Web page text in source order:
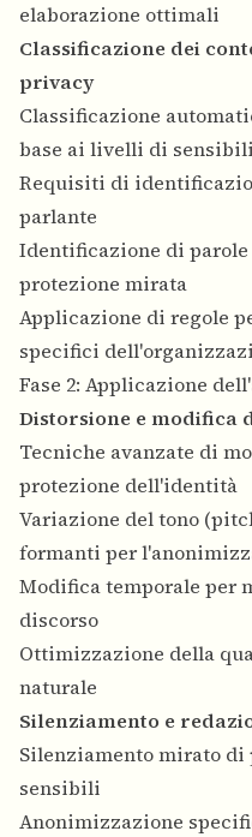
elaborazione ottimali
Classificazione dei
privacy
Classificazione
base ai livelli di
Requisiti di
parlante
Identificazione di
protezione mirata
Applicazione di regole
specifici
Fase 2: Applicazione
Distorsione e modifica
Tecniche avanzate di
protezione dell'identità
Variazione del tono
formanti per
Modifica temporale per
discorso
Ottimizzazione della
naturale
Silenziamento e
Silenziamento mirato di
sensibili
Anonimizzazione